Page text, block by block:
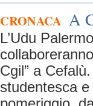
CRONACA A
L’Udu
Cgil” a
studentesca